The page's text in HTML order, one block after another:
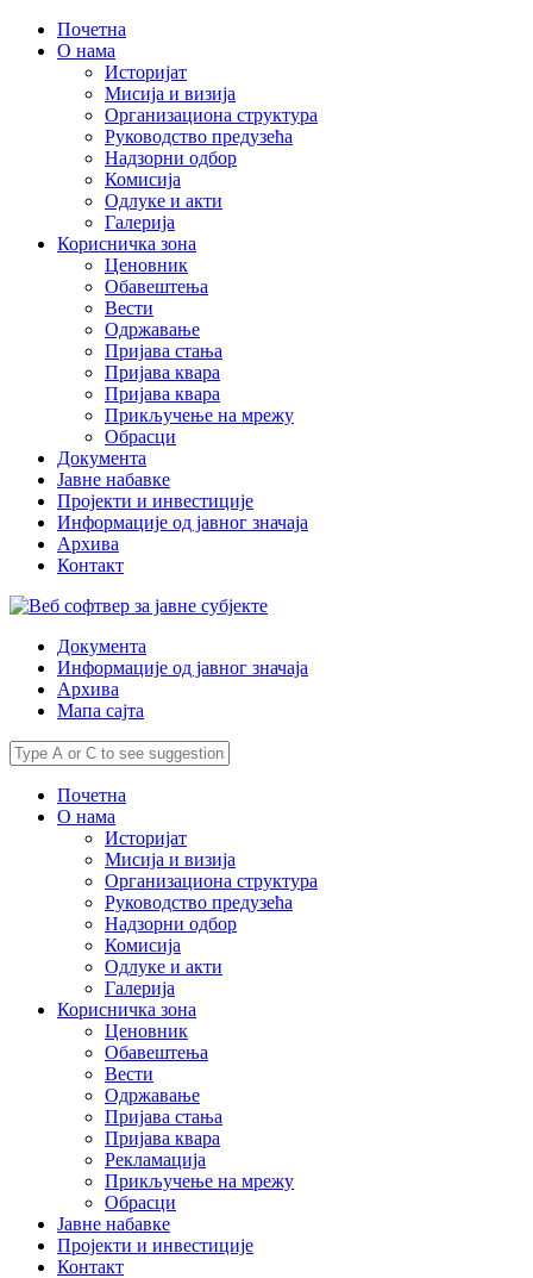
Почетна
О нама
Историјат
Мисија и визија
Организациона структура
Руководство предузећа
Надзорни одбор
Комисија
Одлуке и акти
Галерија
Корисничка зона
Ценовник
Обавештења
Вести
Одржавање
Пријава стања
Пријава квара
Пријава квара
Прикључење на мрежу
Обрасци
Документа
Јавне набавке
Пројекти и инвестиције
Информације од јавног значаја
Архива
Контакт
Документа
Информације од јавног значаја
Архива
Мапа сајта
Почетна
О нама
Историјат
Мисија и визија
Организациона структура
Руководство предузећа
Надзорни одбор
Комисија
Одлуке и акти
Галерија
Корисничка зона
Ценовник
Обавештења
Вести
Одржавање
Пријава стања
Пријава квара
Рекламација
Прикључење на мрежу
Обрасци
Јавне набавке
Пројекти и инвестиције
Контакт